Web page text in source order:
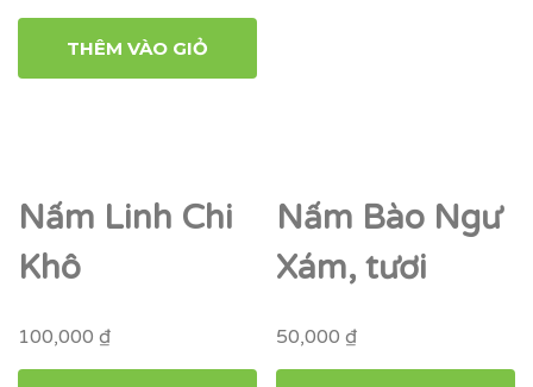
THÊM VÀO GIỎ
Nấm Linh Chi
Khô
100,000 ₫
Nấm Bào Ngư
Xám, tươi
50,000₫